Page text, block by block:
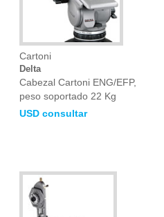
Cartoni
Delta
Cabezal Cartoni ENG/EFP,
peso soportado 22 Kg
USD consultar